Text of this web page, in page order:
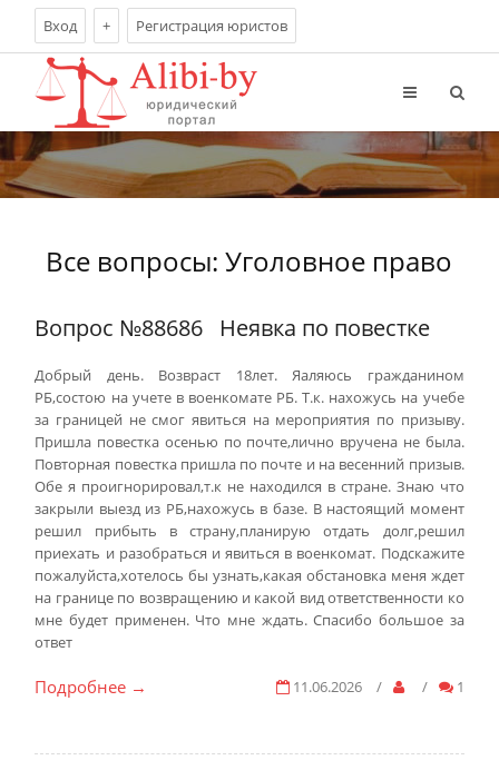
Вход + Регистрация юристов
Все вопросы: Уголовное право
Вопрос №88686 Неявка по повестке
Добрый день. Возвраст 18лет. Яаляюсь гражданином
РБ,состою на учете в военкомате РБ. Т.к. нахожусь на учебе
за границей не смог явиться на мероприятия по призыву.
Пришла повестка осенью по почте,лично вручена не была.
Повторная повестка пришла по почте и на весенний призыв.
Обе я проигнорировал,т.к не находился в стране. Знаю что
закрыли выезд из РБ,нахожусь в базе. В настоящий момент
решил прибыть в страну,планирую отдать долг,решил
приехать и разобраться и явиться в военкомат. Подскажите
пожалуйста,хотелось бы узнать,какая обстановка меня ждет
на границе по возвращению и какой вид ответственности ко
мне будет применен. Что мне ждать. Спасибо большое за
ответ
11.06.2026 / / 1
Подробнее →